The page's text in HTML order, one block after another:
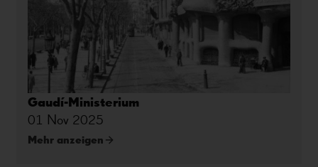
Gaudí-Ministerium
01 Nov 2025
Mehr anzeigen